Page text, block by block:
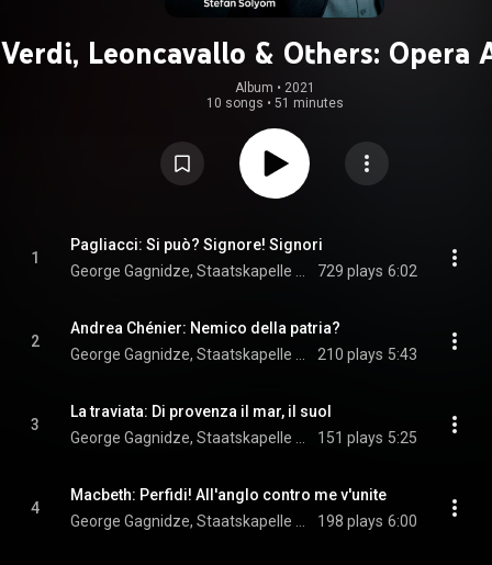
Verdi, Leoncavallo & Others: Opera
Album • 2021
10 songs • 51 minutes
1
Pagliacci: Si può? Signore! Signori
729 plays 6:02
2
Andrea Chénier: Nemico della patria?
210 plays 5:43
3
La traviata: Di provenza il mar, il suol
151 plays 5:25
4
Macbeth: Perfidi! All'anglo contro me v'unite
198 plays 6:00